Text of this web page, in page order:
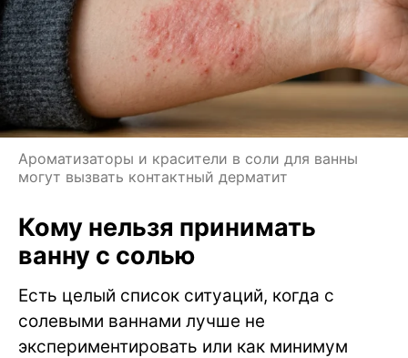
Ароматизаторы и красители в соли для ванны
могут вызвать контактный дерматит
Кому нельзя принимать
ванну с солью
Есть целый список ситуаций, когда с
солевыми ваннами лучше не
экспериментировать или как минимум